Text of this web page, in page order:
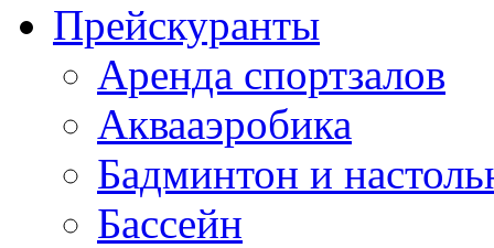
Прейскуранты
Аренда спортзалов
Аквааэробика
Бадминтон и
Бассейн